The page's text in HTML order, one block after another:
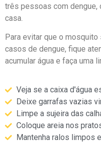
três pessoas com dengue,
casa.
Para evitar que o
casos de dengue, fique
acumular água e faça uma
Veja se a caixa d'água
Deixe garrafas vazias
Limpe a sujeira das
Coloque areia nos
Mantenha ralos limpos